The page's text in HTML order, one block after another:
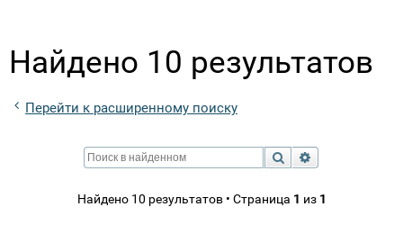
Найдено 10 результатов
Перейти к расширенному поиску
Поиск
Найдено 10 результатов • Страница 1 из 1